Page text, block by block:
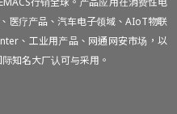
医疗产品、汽车电子领域、AIoT物联
、工业用产品、网通网安市场，以
知名大厂认可与采用。